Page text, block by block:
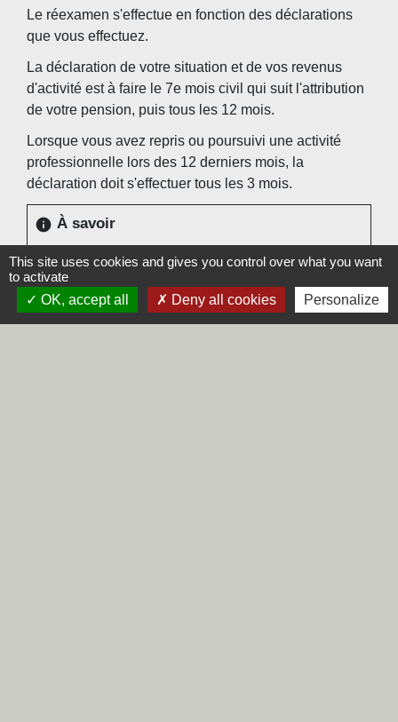
Le réexamen s'effectue en fonction des déclarations
que vous effectuez.
La déclaration de votre situation et de vos revenus
d'activité est à faire le 7e mois civil qui suit l'attribution
de votre pension, puis tous les 12 mois.
Lorsque vous avez repris ou poursuivi une activité
professionnelle lors des 12 derniers mois, la
déclaration doit s'effectuer tous les 3 mois.
info À savoir
la CPAM ou la MSA peuvent, à tout moment,
mettre en place une expertise médicale sur votre
capacité de gain (c'est-à-dire votre aptitude à
This site uses cookies and gives you control over what you want
to activate
OK, accept all
Deny all cookies Personalize